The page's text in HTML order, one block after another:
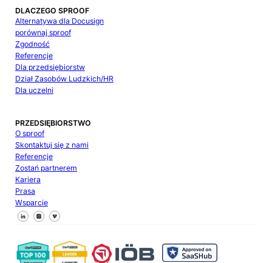
DLACZEGO SPROOF
Alternatywa dla Docusign
porównaj sproof
Zgodność
Referencje
Dla przedsiębiorstw
Dział Zasobów Ludzkich/HR
Dla uczelni
PRZEDSIĘBIORSTWO
O sproof
Skontaktuj się z nami
Referencje
Zostań partnerem
Kariera
Prasa
Wsparcie
Śledź nas na Facebooku
Śledź nas na X
Śledź nas na LinkedIn